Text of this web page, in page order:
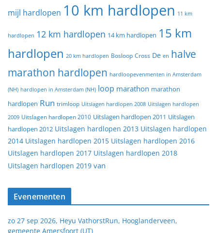
mijl hardlopen 10 km hardlopen 11 km
hardlopen 12 km hardlopen 14 km hardlopen 15 km
hardlopen 20 km hardlopen Bosloop Cross De en halve
marathon hardlopen hardloopevenmenten in Amsterdam
(NH) hardlopen in Amsterdam (NH) loop marathon marathon
hardlopen Run trimloop Uitslagen hardlopen 2008 Uitslagen hardlopen
2009 Uitslagen hardlopen 2010 Uitslagen hardlopen 2011 Uitslagen
hardlopen 2012 Uitslagen hardlopen 2013 Uitslagen hardlopen
2014 Uitslagen hardlopen 2015 Uitslagen hardlopen 2016
Uitslagen hardlopen 2017 Uitslagen hardlopen 2018
Uitslagen hardlopen 2019 van
Evenementen
zo 27 sep 2026, Heyu VathorstRun, Hooglanderveen,
gemeente Amersfoort (UT)